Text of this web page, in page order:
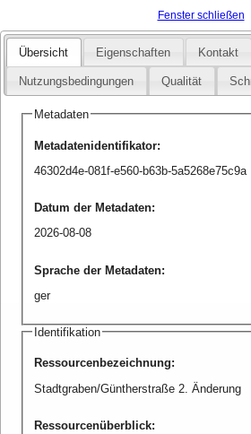
Fenster schließen
Übersicht Eigenschaften Kontakt
Nutzungsbedingungen Qualität
Metadaten
Metadatenidentifikator:
46302d4e-081f-e560-b63b-5a5268e75c9a
Datum der Metadaten:
2026-08-08
Sprache der Metadaten:
ger
Identifikation
Ressourcenbezeichnung:
Stadtgraben/Güntherstraße 2. Änderung
Ressourcenüberblick: